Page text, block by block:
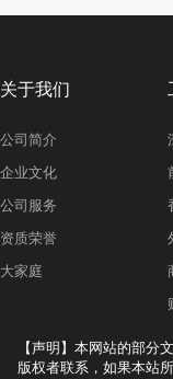
关于我们
公司简介
企业文化
公司服务
资质荣誉
大家庭
【声明】本网站的部分
版权者联系，如果本站